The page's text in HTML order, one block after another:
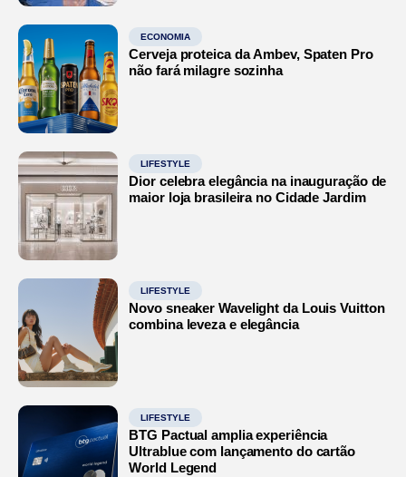
ECONOMIA
Cerveja proteica da Ambev, Spaten Pro
não fará milagre sozinha
LIFESTYLE
Dior celebra elegância na inauguração de
maior loja brasileira no Cidade Jardim
LIFESTYLE
Novo sneaker Wavelight da Louis Vuitton
combina leveza e elegância
LIFESTYLE
BTG Pactual amplia experiência
Ultrablue com lançamento do cartão
World Legend